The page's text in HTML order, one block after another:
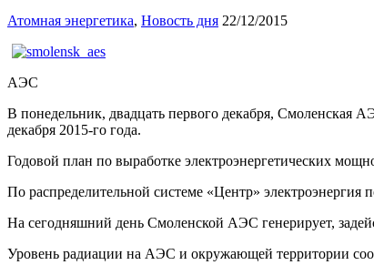
Атомная энергетика, Новость дня 22/12/2015
АЭС
В понедельник, двадцать первого декабря, Смоленская
декабря 2015-го года.
Годовой план по выработке электроэнергетических
По распределительной системе «Центр»
На сегодняшний день Смоленской АЭС генерирует,
Уровень радиации на АЭС и окружающей территории